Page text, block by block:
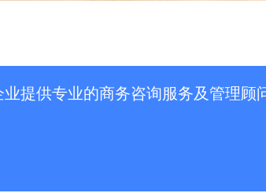
提供专业的商务咨询服务及管理顾